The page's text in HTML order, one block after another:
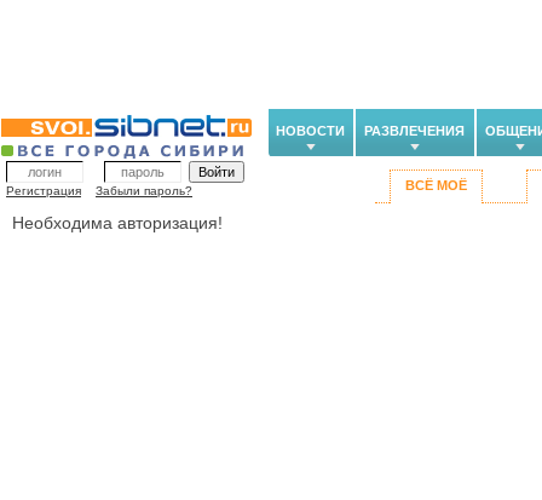
НОВОСТИ РАЗВЛЕЧЕНИЯ
Регистрация Забыли пароль? ВСЁ МОЁ
Необходима авторизация!